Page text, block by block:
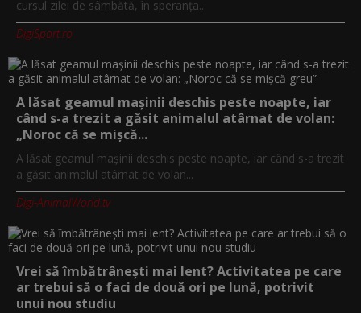
cursul zilei de sâmbătă, în speranța...
DigiSport.ro
A lăsat geamul mașinii deschis peste noapte, iar
când s-a trezit a găsit animalul atârnat de volan:
„Noroc că se mișcă...
A lăsat geamul mașinii deschis peste noapte, iar când s-a trezit
a găsit animalul atârnat de volan...
Digi-AnimalWorld.tv
Vrei să îmbătrânești mai lent? Activitatea pe care
ar trebui să o faci de două ori pe lună, potrivit
unui nou studiu